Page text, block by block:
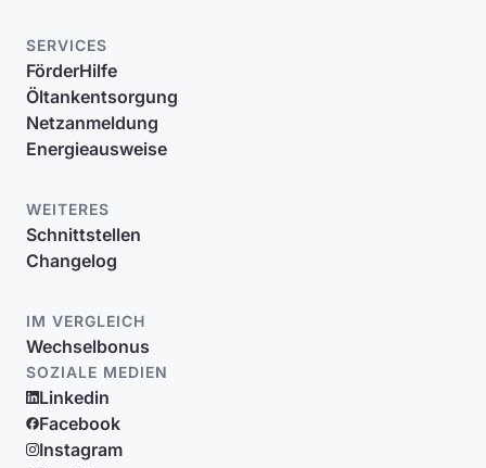
SERVICES
FörderHilfe
Öltankentsorgung
Netzanmeldung
Energieausweise
WEITERES
Schnittstellen
Changelog
IM VERGLEICH
Wechselbonus
SOZIALE MEDIEN
Linkedin
Facebook
Instagram